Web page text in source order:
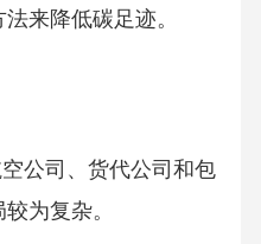
来降低碳足迹。
公司、货代公司和包
为复杂。